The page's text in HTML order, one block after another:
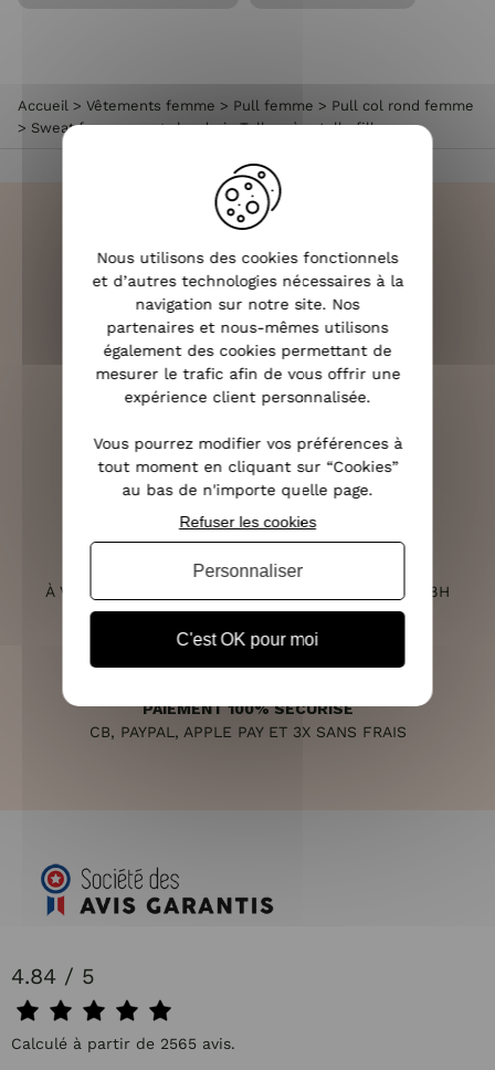
Accueil > Vêtements femme > Pull femme > Pull col rond femme
> Sweat femme rouge broderie Telle mère telle fille
LIVRAISON RAPIDE
OFFERTE DÈS 70€
(VOIR LES CONDITIONS)
SERVICE CLIENT
À VOTRE ÉCOUTE DU LUNDI AU SAMEDI DE 10H À 18H
PAIEMENT 100% SÉCURISÉ
CB, PAYPAL, APPLE PAY ET 3X SANS FRAIS
4.84 / 5
Calculé à partir de 2565 avis.
Nous utilisons des cookies fonctionnels
et d’autres technologies nécessaires à la
navigation sur notre site. Nos
partenaires et nous-mêmes utilisons
également des cookies permettant de
mesurer le trafic afin de vous offrir une
expérience client personnalisée.
Vous pourrez modifier vos préférences à
tout moment en cliquant sur “Cookies”
au bas de n'importe quelle page.
C'est OK pour moi
Refuser les cookies
Personnaliser